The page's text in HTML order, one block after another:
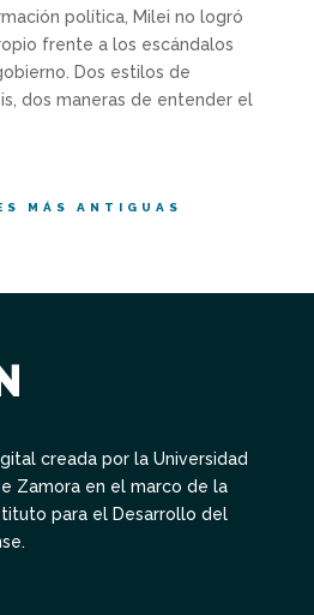
política, Milei no logró
frente a los escándalos
Dos estilos de
dos maneras de entender el
MÁS ANTIGUAS
creada por la Universidad
Zamora en el marco de la
para el Desarrollo del